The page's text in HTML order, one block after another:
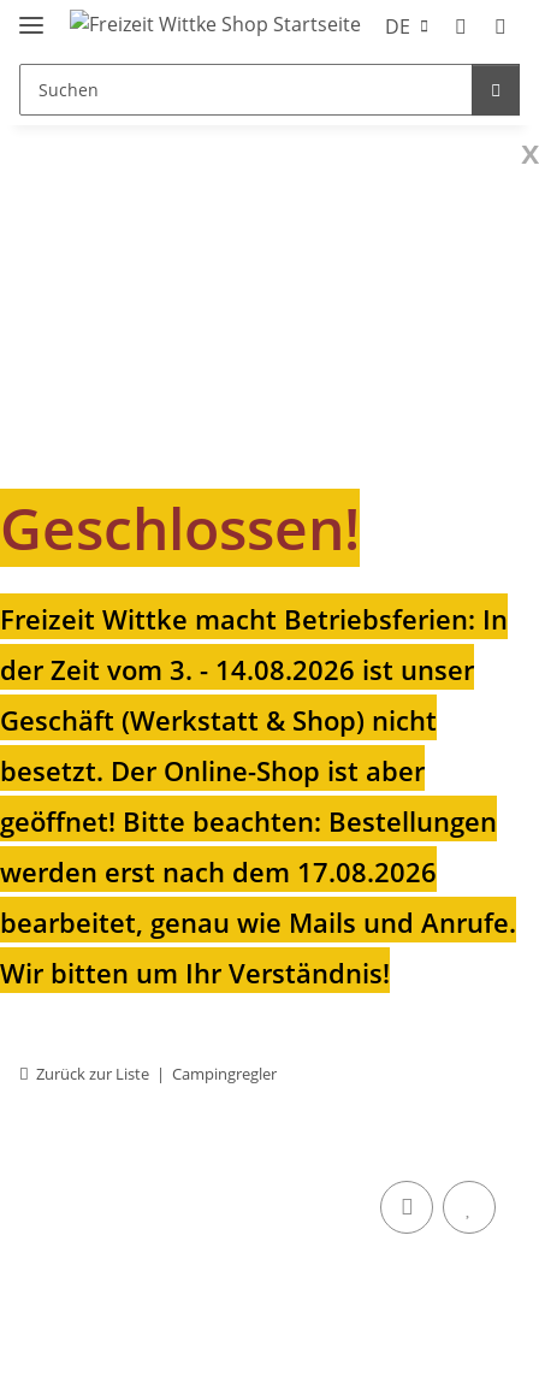
DE
x
Geschlossen!
Freizeit Wittke macht Betriebsferien: In
der Zeit vom 3. - 14.08.2026 ist unser
Geschäft (Werkstatt & Shop) nicht
besetzt. Der Online-Shop ist aber
geöffnet! Bitte beachten: Bestellungen
werden erst nach dem 17.08.2026
bearbeitet, genau wie Mails und Anrufe.
Wir bitten um Ihr Verständnis!
Zurück zur Liste Campingregler